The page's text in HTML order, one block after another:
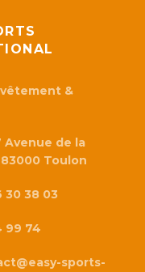
&
Avenue de la
Toulon
30 38 03
99 74
sports-